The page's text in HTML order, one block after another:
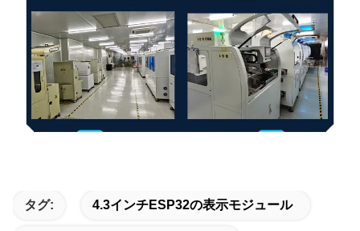
タグ: 4.3インチESP32の表示モジュール